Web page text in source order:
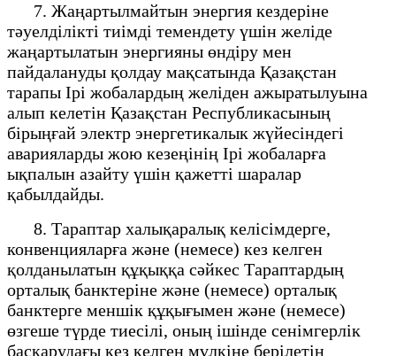
7. Жаңартылмайтын энергия кездеріне
тәуелділікті тиімді темендету үшін желіде
жаңартылатын энергияны өндіру мен
пайдалануды қолдау мақсатында Қазақстан
тарапы Іpi жобалардың желіден ажыратылуына
алып келетін Қазақстан Республикасының
бірыңғай электр энергетикалык жүйесіндегі
аварияларды жою кезеңінің Ірі жобаларға
ықпалын азайту үшін қажетті шаралар
қабылдайды.
8. Тараптар халықаралық келісімдерге,
конвенцияларға және (немесе) кез келген
қолданылатын құқыққа сәйкес Тараптардың
орталық банктеріне және (немесе) орталық
банктерге меншік құқығымен және (немесе)
өзгеше түрде тиесілі, оның ішінде сенімгерлік
басқарудағы кез келген мүлкіне берілетін